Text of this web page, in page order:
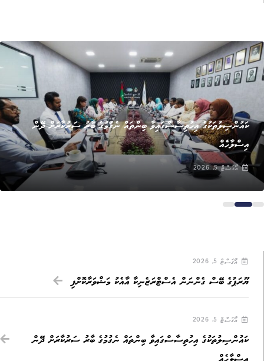
ކައުންސިލުތަކުގެ އިހުތިސާސްގައިވާ ބިންތައް ނެގުމުގެ ބާރު ސަރުކާރަށް ދޭން
އިސްލާހެއް
އޯގަސްޓް 5, 2026
އޯގަސްޓް 5, 2026
ޔޫރަޕުގެ ބޭސް ގެންނަން އެސްޓްރަޒެނިކާ އާއެކު މަޝްވަރާކޮށްފި
އޯގަސްޓް 5, 2026
ކައުންސިލުތަކުގެ އިހުތިސާސްގައިވާ ބިންތައް ނެގުމުގެ ބާރު ސަރުކާރަށް ދޭން
އިސްލާހެއް